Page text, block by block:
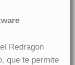
Redragon
que te permite